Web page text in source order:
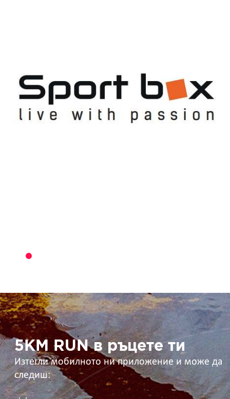
5KM
RUN
в
ръцете
ти 5KM RUN в ръцете ти
Изтегли мобилното ни приложение и може да
следиш: